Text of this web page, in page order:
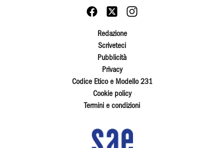
Redazione
Scriveteci
Pubblicità
Privacy
Codice Etico e Modello 231
Cookie policy
Termini e condizioni